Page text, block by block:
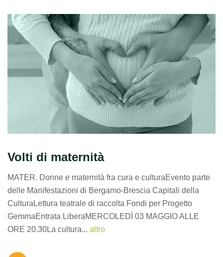
Volti di maternità
MATER. Donne e maternità fra cura e culturaEvento parte
delle Manifestazioni di Bergamo-Brescia Capitali della
CulturaLettura teatrale di raccolta Fondi per Progetto
GemmaEntrata LiberaMERCOLEDÌ 03 MAGGIO ALLE
ORE 20.30La cultura... altro